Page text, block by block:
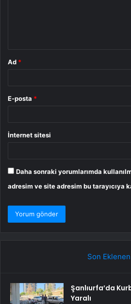
Ad *
E-posta *
İnternet sitesi
Daha sonraki yorumlarımda
adresim ve site adresim bu tarayıcıya
Son Eklenen
Şanlıurfa’da
Yaralı